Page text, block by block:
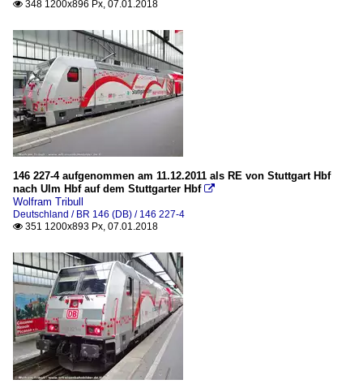
 348 1200x896 Px, 07.01.2018
146 227-4 aufgenommen am 11.12.2011 als RE von Stuttgart Hbf
nach Ulm Hbf auf dem Stuttgarter Hbf 
Wolfram Tribull
Deutschland / BR 146 (DB) / 146 227-4
 351 1200x893 Px, 07.01.2018